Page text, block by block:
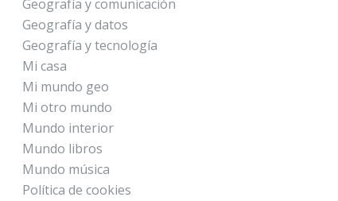
Geografía y comunicación
Geografía y datos
Geografía y tecnología
Mi casa
Mi mundo geo
Mi otro mundo
Mundo interior
Mundo libros
Mundo música
Política de cookies